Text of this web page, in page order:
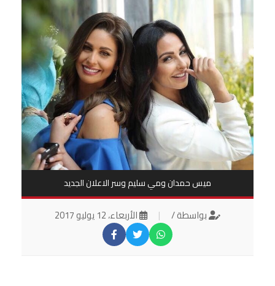
ميس حمدان ومي سليم وسر الاعلان الجديد
بواسطة / | الأربعاء، 12 يوليو 2017